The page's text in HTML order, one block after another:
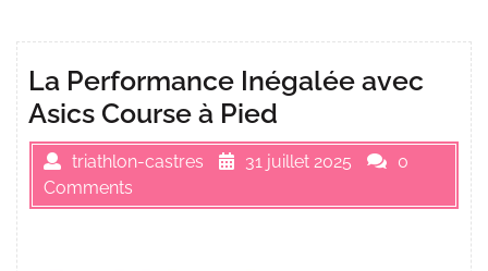
La Performance Inégalée avec
Asics Course à Pied
triathlon-castres 31 juillet 2025
0
Comments